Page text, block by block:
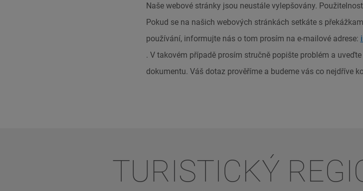
Naše webové stránky jsou neustále vylepšovány.
Pokud se na našich webových stránkách setkáte s
používání, informujte nás o tom prosím na e-mailové adrese:
. V takovém případě prosím stručně popište problém a
dokumentu. Váš dotaz prověříme a budeme vás co nejdříve
TURISTICKÝ